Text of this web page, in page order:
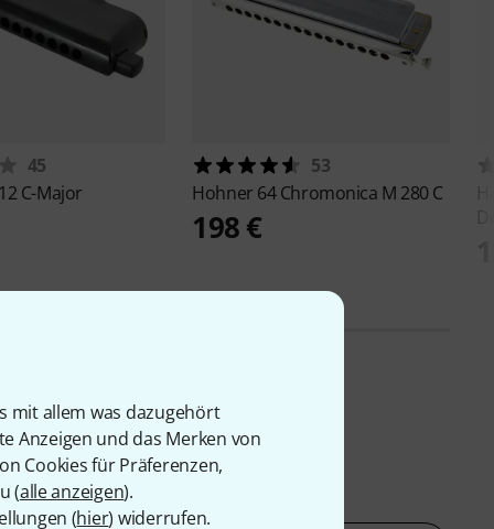
mit allem was dazugehört
Anzeigen und das Merken von
Cookies für Präferenzen,
(alle anzeigen).
(hier) widerrufen.
45
C-Major
53
Hohner 64 Chromonica M 280 C
198 €